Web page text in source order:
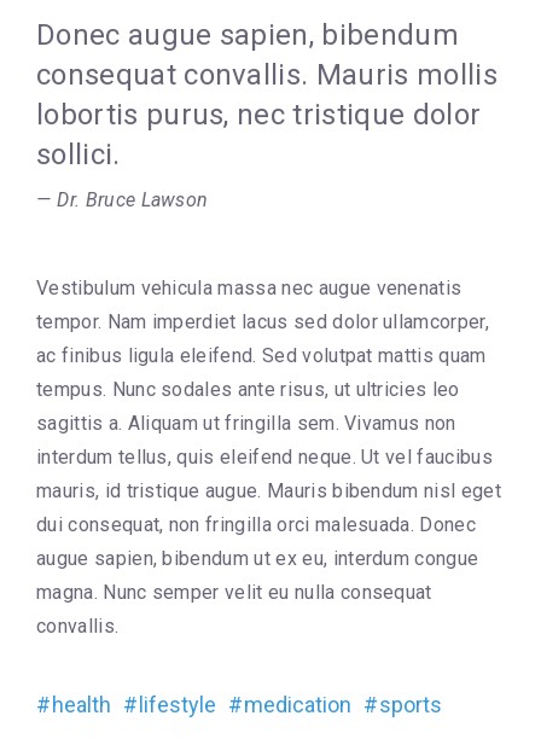
Donec augue sapien, bibendum
consequat convallis. Mauris mollis
lobortis purus, nec tristique dolor
sollici.
Dr. Bruce Lawson
Vestibulum vehicula massa nec augue venenatis
tempor. Nam imperdiet lacus sed dolor ullamcorper,
ac finibus ligula eleifend. Sed volutpat mattis quam
tempus. Nunc sodales ante risus, ut ultricies leo
sagittis a. Aliquam ut fringilla sem. Vivamus non
interdum tellus, quis eleifend neque. Ut vel faucibus
mauris, id tristique augue. Mauris bibendum nisl eget
dui consequat, non fringilla orci malesuada. Donec
augue sapien, bibendum ut ex eu, interdum congue
magna. Nunc semper velit eu nulla consequat
convallis.
health lifestyle medication
sports